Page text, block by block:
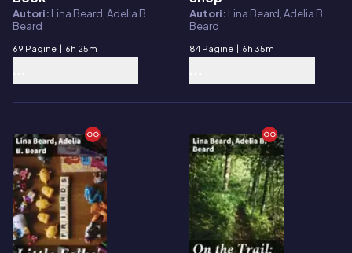
Autori: Lina Beard, Adelia B.
Beard
69 Pagine | 6h 25m
Autori: Lina Beard, Adelia B.
Beard
84 Pagine | 6h 35m